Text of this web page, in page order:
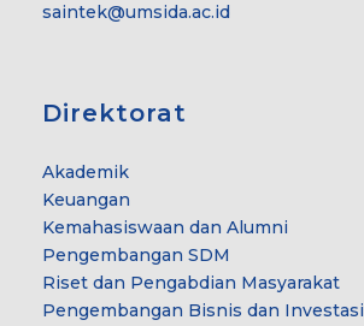
saintek@umsida.ac.id
Direktorat
Akademik
Keuangan
Kemahasiswaan dan Alumni
Pengembangan SDM
Riset dan Pengabdian Masyarakat
Pengembangan Bisnis dan Investasi